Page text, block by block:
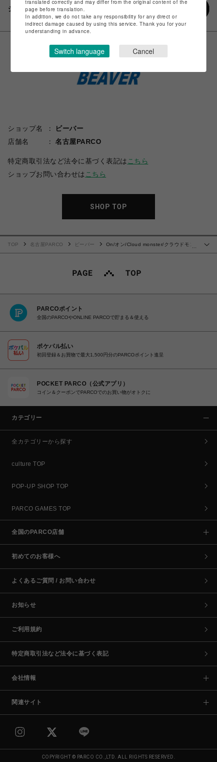
シェアする
ショップ名
ビーバー
店舗名
名古屋PARCO
特定商取引法など法令に基づく表記は こちら
ショップお問い合わせは こちら
SHOP TOP
…
TOP 名古屋PARCO ビーバー
On/オン/Cloud monster/クラウドモン
PARCOポイント
全国のPARCOやONLINE PARCOで貯まる＆使える
ポケパル払い
初回登録＆お買物で最大1,500円分のPARCOポイント進呈
POCKET PARCO（公式アプリ）
コイン＆クーポンでPARCOでのお買い物がオトクに
カテゴリー
全カテゴリーから探す
culture TOP
POP-UP SHOP TOP
PARCO GAMES TOP
全国のPARCO店舗
初めてのお客様へ
よくあるご質問 / お問い合わせ
お知らせ
ご利用規約
特定商取引法など法令に基づく表記
会社情報
関連サイト
COPYRIGHT © PARCO CO.,LTD. ALL RIGHTS RESERVED.
translated correctly and may differ from the original content of the
page before translation.
In addition, we do not take any responsibility for any direct or
indirect damage caused by using this service. Thank you for your
understanding in advance.
Switch language Cancel